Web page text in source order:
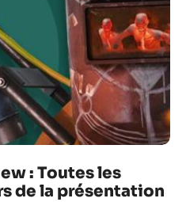
: Toutes les
de la présentation